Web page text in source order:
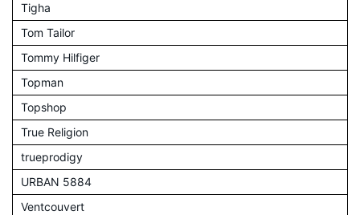
Tigha
Tom Tailor
Tommy Hilfiger
Topman
Topshop
True Religion
trueprodigy
URBAN 5884
Ventcouvert